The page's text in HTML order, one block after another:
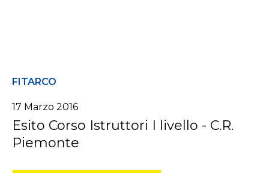
FITARCO
17 Marzo 2016
Esito Corso Istruttori I livello - C.R.
Piemonte